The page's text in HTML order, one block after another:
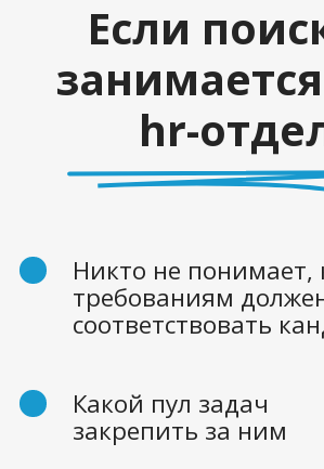
Нет гарантии, что тестовые
задания будут релевантны
настоящим задачам
Может искать от 1 месяца до
бесконечности
И не факт, что HR будет искать
расходы
велики, если